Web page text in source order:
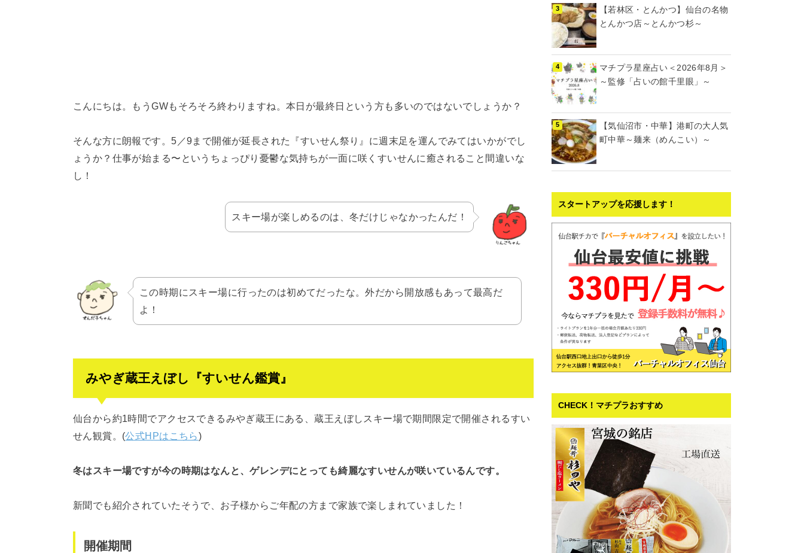
こんにちは。もうGWもそろそろ終わりますね。本日が最終日という方も多いのではないでしょうか？
そんな方に朗報です。5／9まで開催が延長された『すいせん祭り』に週末足を運んでみてはいかがでし
ょうか？仕事が始まる〜というちょっぴり憂鬱な気持ちが一面に咲くすいせんに癒されること間違いな
し！
スキー場が楽しめるのは、冬だけじゃなかったんだ！
この時期にスキー場に行ったのは初めてだったな。外だから開放感もあって最高だ
よ！
みやぎ蔵王えぼし『すいせん鑑賞』
仙台から約1時間でアクセスできるみやぎ蔵王にある、蔵王えぼしスキー場で期間限定で開催されるすい
せん観賞。(公式HPはこちら)
冬はスキー場ですが今の時期はなんと、ゲレンデにとっても綺麗なすいせんが咲いているんです。
新聞でも紹介されていたそうで、お子様からご年配の方まで家族で楽しまれていました！
開催期間
【若林区・とんかつ】仙台の名物
とんかつ店～とんかつ杉～
マチプラ星座占い＜2026年8月＞
～監修「占いの館千里眼」～
【気仙沼市・中華】港町の大人気
町中華～麺来（めんこい）～
スタートアップを応援します！
CHECK！マチプラおすすめ